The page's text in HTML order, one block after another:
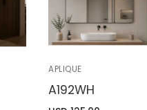
APLIQUE
A192WH